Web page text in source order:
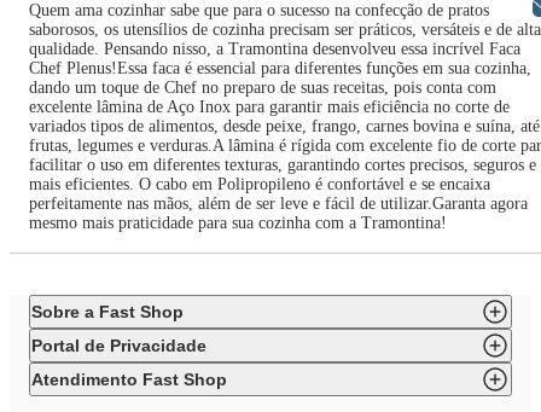
Quem ama cozinhar sabe que para o sucesso na confecção de pratos
saborosos, os utensílios de cozinha precisam ser práticos, versáteis e de alta
qualidade. Pensando nisso, a Tramontina desenvolveu essa incrível Faca
Chef Plenus!Essa faca é essencial para diferentes funções em sua cozinha,
dando um toque de Chef no preparo de suas receitas, pois conta com
excelente lâmina de Aço Inox para garantir mais eficiência no corte de
variados tipos de alimentos, desde peixe, frango, carnes bovina e suína, até
frutas, legumes e verduras.A lâmina é rígida com excelente fio de corte
facilitar o uso em diferentes texturas, garantindo cortes precisos, seguros e
mais eficientes. O cabo em Polipropileno é confortável e se encaixa
perfeitamente nas mãos, além de ser leve e fácil de utilizar.Garanta agora
mesmo mais praticidade para sua cozinha com a Tramontina!
Sobre a Fast Shop
Portal de Privacidade
Atendimento Fast Shop